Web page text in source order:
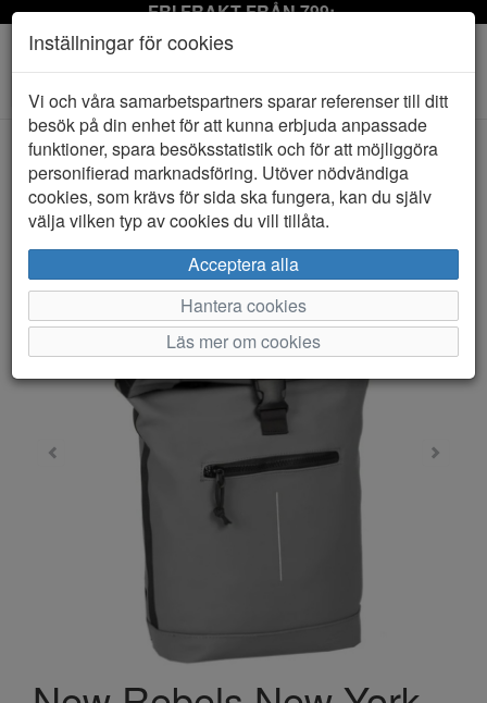
FRI FRAKT FRÅN 799:-
Toggle
navigation
HEM NEW REBELS
Inställningar för cookies
Vi och våra samarbetspartners sparar referenser till ditt
besök på din enhet för att kunna erbjuda anpassade
funktioner, spara besöksstatistik och för att möjliggöra
personifierad marknadsföring. Utöver nödvändiga
cookies, som krävs för sida ska fungera, kan du själv
välja vilken typ av cookies du vill tillåta.
Acceptera alla
Hantera cookies
Läs mer om cookies